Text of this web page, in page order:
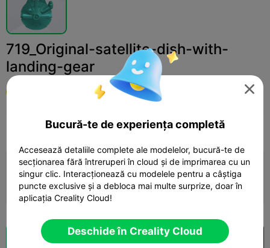
719_Original-satellite-dish-with-
landing-gear
user5023981569
Print Settings Adaugă Miniatures 
 Adaugă configurația de imprimare
Câștigă mai multe puncte
Secționare Cloud Deschide în Creality Cloud

Bucură-te de experiența completă
Accesează detaliile complete ale modelelor, bucură-te de
secționarea fără întreruperi în cloud și de imprimarea cu un
singur clic. Interacționează cu modelele pentru a câștiga
puncte exclusive și a debloca mai multe surprize, doar în
aplicația Creality Cloud!
Deschide în Creality Cloud